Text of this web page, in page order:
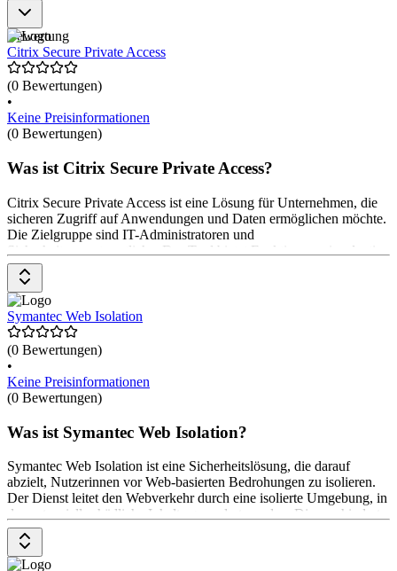
Bewertung
Citrix Secure Private Access
(0 Bewertungen)
•
Keine Preisinformationen
(0 Bewertungen)
Was ist Citrix Secure Private Access?
Citrix Secure Private Access ist eine Lösung für Unternehmen, die
sicheren Zugriff auf Anwendungen und Daten ermöglichen möchte.
Die Zielgruppe sind IT-Administratoren und
Sicherheitsverantwortliche. Das Tool bietet Funktionen wie adaptive
Authentifizierung, Gerätestatusüberprüfung und die Verwaltung von
Logs. Es unterstützt Web-, SaaS- und Client-Server-Anwendungen.
Preise beginnen bei $ 400 pro Monat.
Symantec Web Isolation
(0 Bewertungen)
•
Keine Preisinformationen
(0 Bewertungen)
Was ist Symantec Web Isolation?
Symantec Web Isolation ist eine Sicherheitslösung, die darauf
abzielt, Nutzerinnen vor Web-basierten Bedrohungen zu isolieren.
Der Dienst leitet den Webverkehr durch eine isolierte Umgebung, in
der potenziell schädliche Inhalte gerendert werden. Dies verhindert,
dass Malware oder Exploits die Endgeräte der Nutzerinnen
erreichen können, selbst wenn eine bösartige Website besucht wird.
Die Preise gibt es auf Anfrage beim Anbieter.